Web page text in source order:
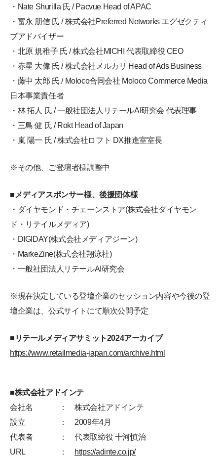
・Nate Shurilla 氏 / Pacvue Head of APAC
・富永 朋信 氏 / 株式会社Preferred Networks エグゼクティ
ブアドバイザー
・北原 規稚子 氏 / 株式会社MICHI 代表取締役 CEO
・赤星 大偉 氏 / 株式会社メルカリ Head of Ads Business
・藤中 太郎 氏 / Moloco合同会社 Moloco Commerce Media
日本事業責任者
・林 拓人 氏 / 一般社団法人リテールAI研究会 代表理事
・三島 健 氏 / Rokt Head of Japan
・嵐 陽一 氏 / 株式会社ロフト DX推進室室長
※その他、ご登壇者様調整中
■メディアスポンサー様、後援団体様
・ダイヤモンド・チェーンストア(株式会社ダイヤモン
ド・リテイルメディア)
・DIGIDAY(株式会社メディアジーン)
・MarkeZine(株式会社翔泳社)
・一般社団法人リテールAI研究会
※現在決定している登壇企業のセッション内容や今後の登
壇企業は、公式サイトにて順次公開予定
■リテールメディアサミット2024アーカイブ
https://www.retailmedia-japan.com/archive.html
■株式会社アドインテ
会社名
： 株式会社アドインテ
設立
： 2009年4月
代表者
： 代表取締役 十河慎治
URL
：
https://adinte.co.jp/